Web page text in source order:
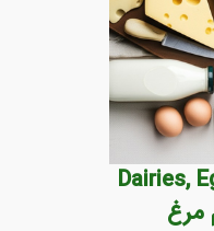
Dairies,
مرغ